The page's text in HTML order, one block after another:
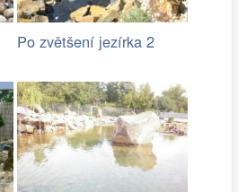
Po zvětšení jezírka 2